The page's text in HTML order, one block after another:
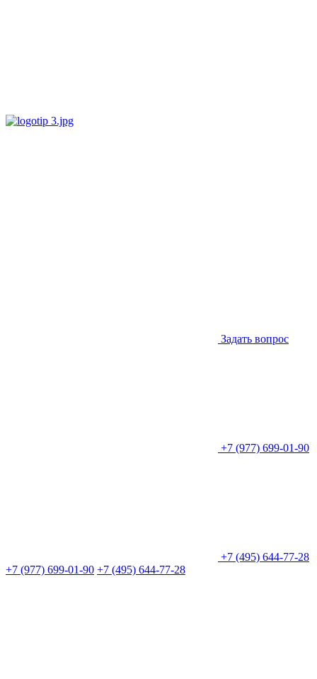
Задать вопрос
+7 (977) 699-01-90
+7 (495) 644-77-28
+7 (977) 699-01-90 +7 (495) 644-77-28